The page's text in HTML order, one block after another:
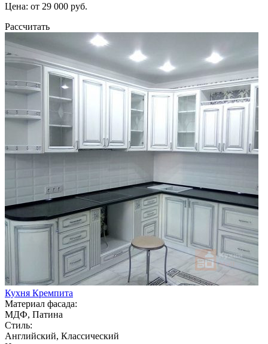
Цена: от 29 000 руб.
Рассчитать
Кухня Кремпита
Материал фасада:
МДФ, Патина
Стиль:
Английский, Классический